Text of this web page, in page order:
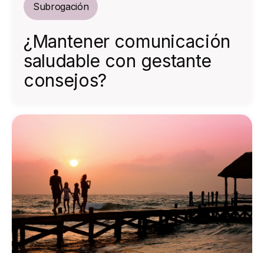
Subrogación
¿Mantener comunicación
saludable con gestante
consejos?